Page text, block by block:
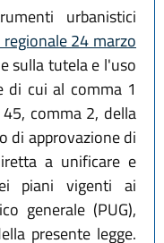
urbanistici
regionale 24 marzo
sulla tutela e l'uso
di cui al comma 1
comma 2, della
di approvazione di
a unificare e
piani vigenti ai
generale (PUG),
presente legge.